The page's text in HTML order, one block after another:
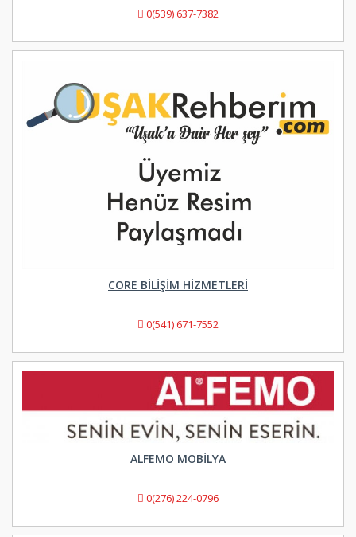
0(539) 637-7382
CORE BILIŞIM HIZMETLERI
0(541) 671-7552
ALFEMO MOBILYA
0(276) 224-0796